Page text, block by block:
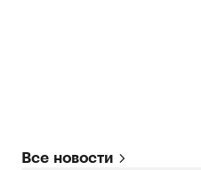
Все новости